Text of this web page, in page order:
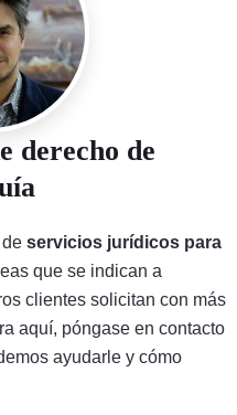
derecho de
servicios jurídicos para
que se indican a
clientes solicitan con más
aquí, póngase en contacto
ayudarle y cómo